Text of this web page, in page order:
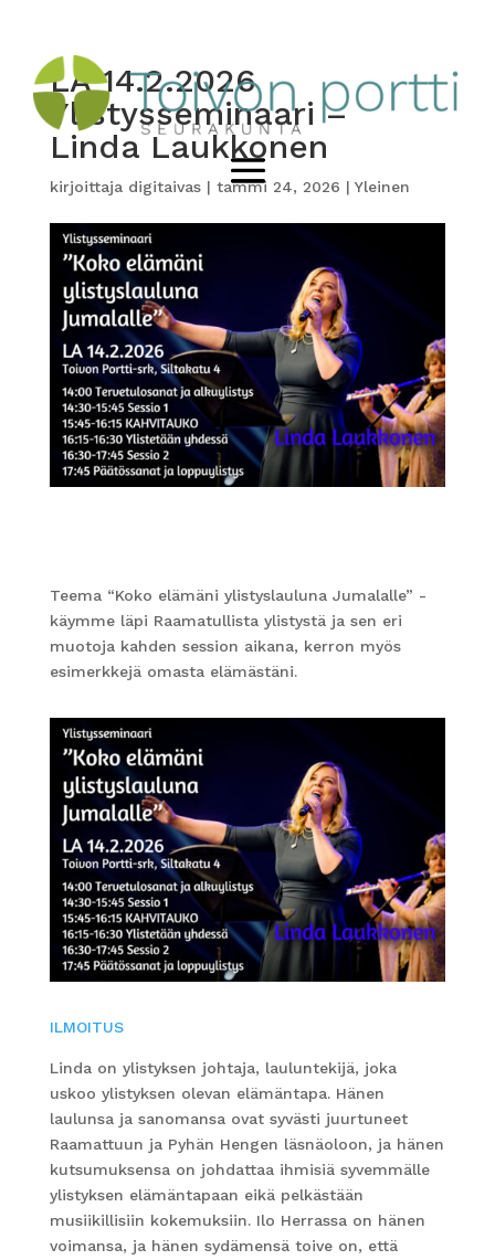
LA 14.2.2026
Ylistysseminaari –
Linda Laukkonen
kirjoittaja digitaivas| tammi 24, 2026 | Yleinen
Teema “Koko elämäni ylistyslauluna Jumalalle” -
käymme läpi Raamatullista ylistystä ja sen eri
muotoja kahden session aikana, kerron myös
esimerkkejä omasta elämästäni.
ILMOITUS
Linda on ylistyksen johtaja, lauluntekijä, joka
uskoo ylistyksen olevan elämäntapa. Hänen
laulunsa ja sanomansa ovat syvästi juurtuneet
Raamattuun ja Pyhän Hengen läsnäoloon, ja hänen
kutsumuksensa on johdattaa ihmisiä syvemmälle
ylistyksen elämäntapaan eikä pelkästään
musiikillisiin kokemuksiin. Ilo Herrassa on hänen
voimansa, ja hänen sydämensä toive on, että